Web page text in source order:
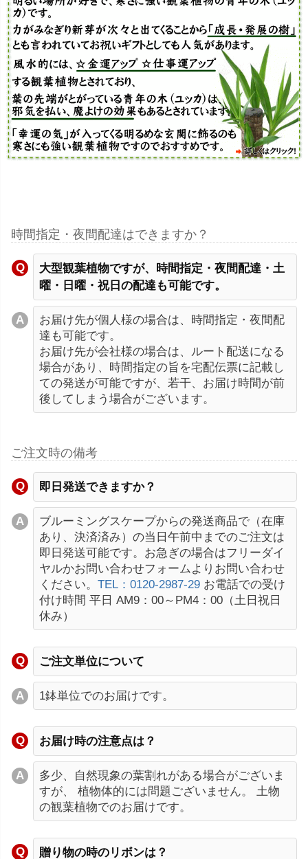
時間指定・夜間配達はできますか？
大型観葉植物ですが、時間指定・夜間配達・土
曜・日曜・祝日の配達も可能です。
お届け先が個人様の場合は、時間指定・夜間配
達も可能です。
お届け先が会社様の場合は、ルート配送になる
場合があり、時間指定の旨を宅配伝票に記載し
ての発送が可能ですが、若干、お届け時間が前
後してしまう場合がございます。
ご注文時の備考
即日発送できますか？
ブルーミングスケープからの発送商品で（在庫
あり、決済済み）の当日午前中までのご注文は
即日発送可能です。お急ぎの場合はフリーダイ
ヤルかお問い合わせフォームよりお問い合わせ
ください。 TEL：0120-2987-29 お電話での受け
付け時間 平日 AM9：00～PM4：00（土日祝日
休み）
ご注文単位について
1鉢単位でのお届けです。
お届け時の注意点は？
多少、自然現象の葉割れがある場合がございま
すが、 植物体的には問題ございません。 土物
の観葉植物でのお届けです。
贈り物の時のリボンは？